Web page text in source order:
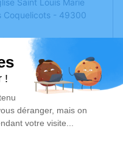
Saint Louis Marie
Coquelicots - 49300
dons pour la
de l'hôpital
(72) pour leur
est